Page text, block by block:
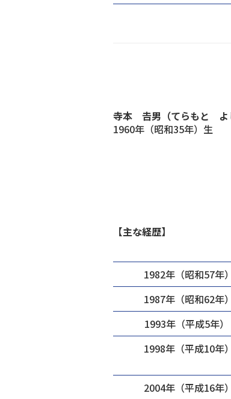
寺本 𠮷男（てらもと よ
1960年（昭和35年）生
【主な経歴】
1982年（昭和57年
1987年（昭和62年
1993年（平成5年
1998年（平成10年
2004年（平成16年